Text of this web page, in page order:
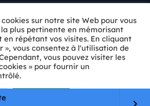
Tous droits réservés.
sur notre site Web pour vous
plus pertinente en mémorisant
en répétant vos visites. En cliquant
», vous consentez à l'utilisation de
vous pouvez visiter les
» pour fournir un